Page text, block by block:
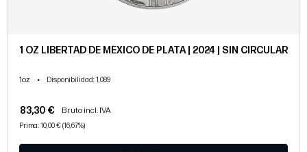
1 OZ LIBERTAD DE MÉXICO DE PLATA | 2024 | SIN CIRCULAR
1oz • Disponibilidad: 1,089
83,30 € Bruto incl. IVA
Prima: 10,00 € (16,67%)